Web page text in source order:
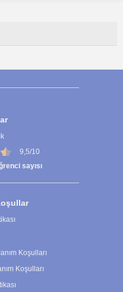
9,5/10
sayısı
Koşulları
Koşulları